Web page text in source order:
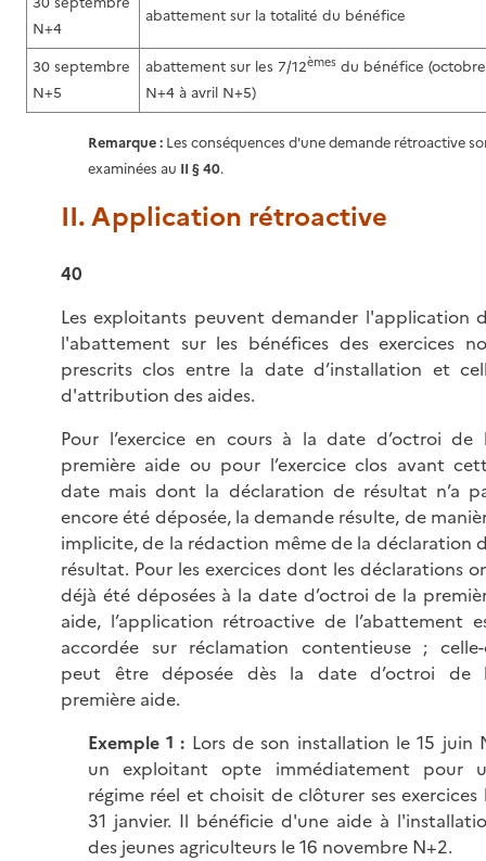
N+4
abattement sur la totalité du bénéfice
30 septembre
N+5
abattement sur les 7/12èmes du bénéfice (octobre
N+4 à avril N+5)
Remarque :Les conséquences d'une demande rétroactive
examinées au II § 40.
II. Application rétroactive
40
Les exploitants peuvent demander l'application
l'abattement sur les bénéfices des exercices
prescrits clos entre la date d’installation et
d'attribution des aides.
Pour l’exercice en cours à la date d’octroi de
première aide ou pour l’exercice clos avant
date mais dont la déclaration de résultat n’a
encore été déposée, la demande résulte, de
implicite, de la rédaction même de la déclaration
résultat. Pour les exercices dont les déclarations
déjà été déposées à la date d’octroi de la
aide, l’application rétroactive de l’abattement
accordée sur réclamation contentieuse ;
peut être déposée dès la date d’octroi de
première aide.
Exemple 1 : Lors de son installation le 15 juin
un exploitant opte immédiatement pour
régime réel et choisit de clôturer ses exercices
31 janvier. Il bénéficie d'une aide à
des jeunes agriculteurs le 16 novembre N+2.